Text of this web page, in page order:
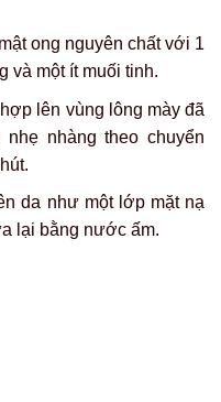
của một nhánh nha đam
với tinh chất từ 1-2 viên
lên lông mày sau khi đã
trong vài phút để dưỡng